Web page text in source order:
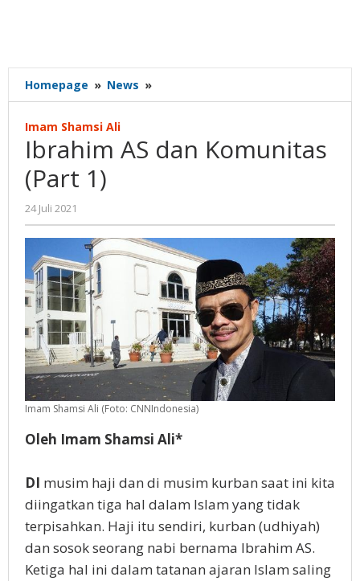
Homepage » News »
AS
(Part
Imam Shamsi Ali
Ibrahim AS dan Komunitas
(Part 1)
24 Juli 2021
Gatot
Susanto
Imam Shamsi Ali (Foto: CNNIndonesia)
Oleh Imam Shamsi Ali*
DI musim haji dan di musim kurban saat ini kita
diingatkan tiga hal dalam Islam yang tidak
terpisahkan. Haji itu sendiri, kurban (udhiyah)
dan sosok seorang nabi bernama Ibrahim AS.
Ketiga hal ini dalam tatanan ajaran Islam saling